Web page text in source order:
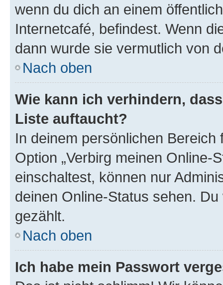
wenn du dich an einem
Internetcafé, befindest. Wenn
dann wurde sie vermutlich von
Nach oben
Wie kann ich verhindern,
Liste auftaucht?
In deinem persönlichen
Option „Verbirg meinen Online-
einschaltest, können nur
deinen Online-Status sehen.
gezählt.
Nach oben
Ich habe mein Passwort